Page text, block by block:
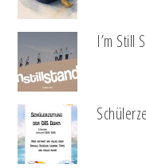
I’m Still